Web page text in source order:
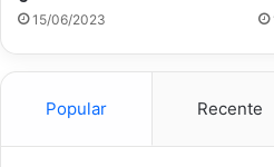
café da manhã, mas também
outras refeições ao longo do
15/06/2023
Popular Recente